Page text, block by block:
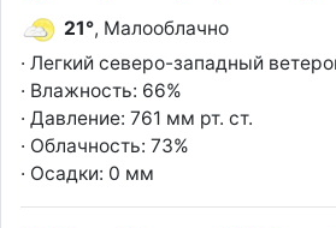
21°, Малооблачно
· Легкий северо-западный
· Влажность: 66%
· Давление: 761 мм рт. ст.
· Облачность: 73%
· Осадки: 0 мм